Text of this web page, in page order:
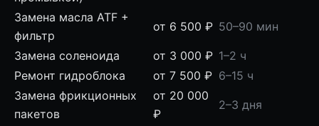
Замена масла ATF +
фильтр
от 6 500 ₽ 50–90 мин
Замена соленоида от 3 000 ₽ 1–2 ч
Ремонт гидроблока
от 7 500 ₽ 6–15 ч
Замена фрикционных
пакетов
от 20 000
₽
2–3 дня